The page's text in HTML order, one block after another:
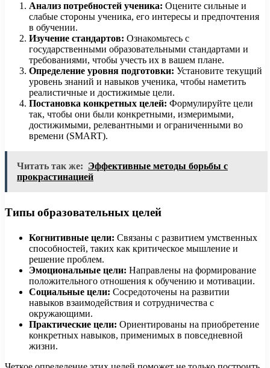
Анализ потребностей ученика: Оцените сильные и
слабые стороны ученика, его интересы и предпочтения
в обучении.
Изучение стандартов: Ознакомьтесь с
государственными образовательными стандартами и
требованиями, чтобы учесть их в вашем плане.
Определение уровня подготовки: Установите текущий
уровень знаний и навыков ученика, чтобы наметить
реалистичные и достижимые цели.
Постановка конкретных целей: Формулируйте цели
так, чтобы они были конкретными, измеримыми,
достижимыми, релевантными и ограниченными во
времени (SMART).
Читать так же: Эффективные методы борьбы с
прокрастинацией
Типы образовательных целей
Когнитивные цели: Связаны с развитием умственных
способностей, таких как критическое мышление и
решение проблем.
Эмоциональные цели: Направлены на формирование
положительного отношения к обучению и мотивации.
Социальные цели: Сосредоточены на развитии
навыков взаимодействия и сотрудничества с
окружающими.
Практические цели: Ориентированы на приобретение
конкретных навыков, применимых в повседневной
жизни.